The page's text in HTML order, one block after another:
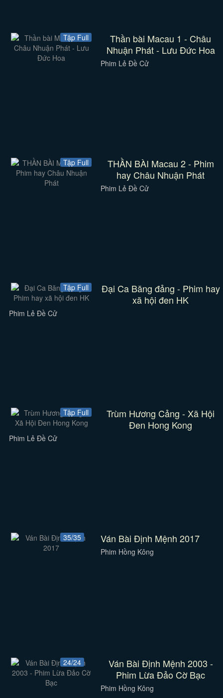
Tập Full
Thần bài Macau 1 - Châu
Nhuận Phát - Lưu Đức Hoa
Phim Lẻ Đề Cử
Tập Full
THẦN BÀI Macau 2 - Phim
hay Châu Nhuận Phát
Phim Lẻ Đề Cử
Tập Full
Đại Ca Băng đảng - Phim hay
xã hội đen HK
Phim Lẻ Đề Cử
Tập Full
Trùm Hương Cảng - Xã Hội
Đen Hong Kong
Phim Lẻ Đề Cử
35/35 Ván Bài Định Mệnh 2017
Phim Hồng Kông
24/24
Ván Bài Định Mệnh 2003 -
Phim Lừa Đảo Cờ Bạc
Phim Hồng Kông